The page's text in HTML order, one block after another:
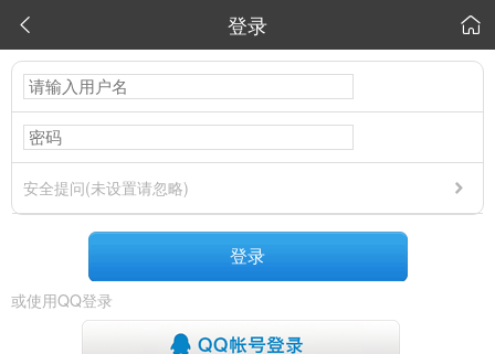
 登录 
安全提问(未设置请忽略)
登录
或使用QQ登录